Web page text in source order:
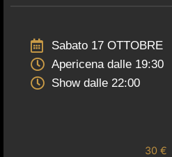
Sabato 17 OTTOBRE
Apericena dalle 19:30
Show dalle 22:00
30 €